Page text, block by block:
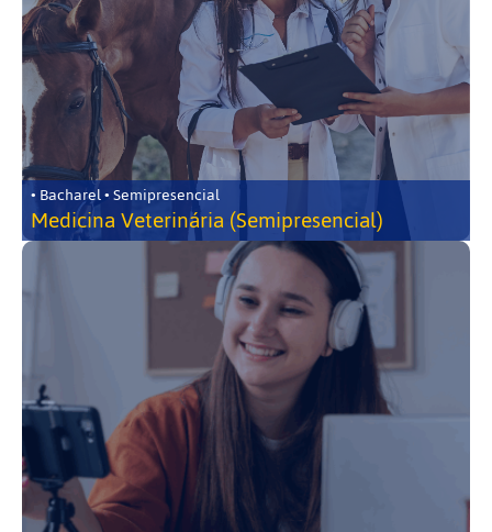
• Bacharel • Semipresencial
Medicina Veterinária (Semipresencial)